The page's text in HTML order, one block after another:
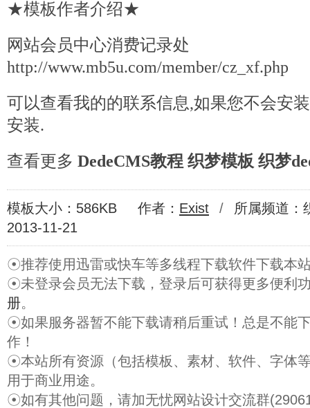
★模板作者介绍★
网站会员中心消费记录处
http://www.mb5u.com/member/cz_xf.php
可以查看我的的联系信息,如果您不会安
安装.
查看更多 DedeCMS教程 织梦模板 织梦
模板大小：586KB 作者： Exist / 所属频道：
2013-11-21
☉推荐使用迅雷或快车等多线程下载软件下载本
☉未登录会员无法下载，登录后可获得更多便利
册。
☉如果服务器暂不能下载请稍后重试！总是不能
作！
☉本站所有资源（包括模板、素材、软件、字体
用于商业用途。
☉如有其他问题，请加无忧网站设计交流群